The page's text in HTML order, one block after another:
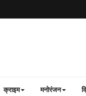
क्राइम मनोरंजन